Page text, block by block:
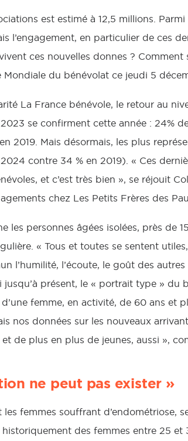
est estimé à 12,5 millions.
l’engagement, en particulier de ces
ces nouvelles donnes ? Comment
Mondiale du bénévolat ce jeudi 5
La France bénévole, le retour au
se confirment cette année : 24%
2019. Mais désormais, les plus
contre 34 % en 2019). « Ces
et c’est très bien », se réjouit
chez Les Petits Frères des
les personnes âgées isolées, près de
« Tous et toutes se sentent
l’humilité, l’écoute, le goût des autres
présent, le « portrait type » du
femme, en activité, de 60 ans et
nos données sur les nouveaux
de plus en plus de jeunes, aussi »,
ne peut pas exister »
femmes souffrant d’endométriose,
des femmes entre 25 et